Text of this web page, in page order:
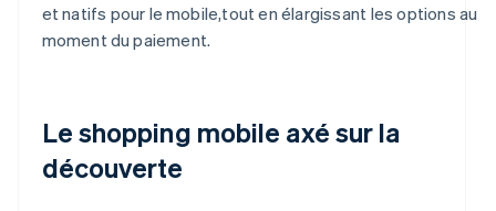
et natifs pour le mobile,tout en élargissant les options au
moment du paiement.
Le shopping mobile axé sur la
découverte